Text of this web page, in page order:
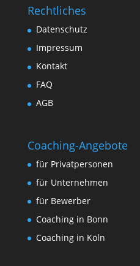
Rechtliches
Datenschutz
Impressum
Kontakt
FAQ
AGB
Coaching-Angebote
für Privatpersonen
für Unternehmen
für Bewerber
Coaching in Bonn
Coaching in Köln